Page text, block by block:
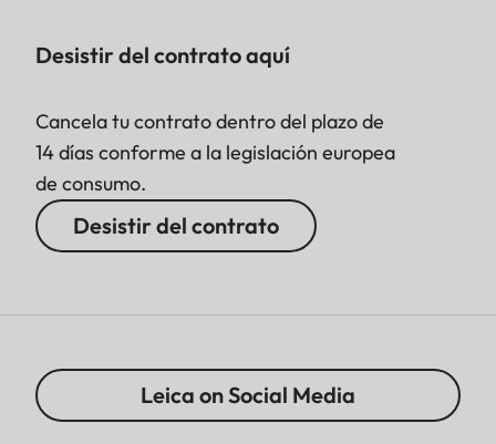
Desistir del contrato aquí
Cancela tu contrato dentro del plazo de
14 días conforme a la legislación europea
de consumo.
Desistir del contrato
Leica on Social Media